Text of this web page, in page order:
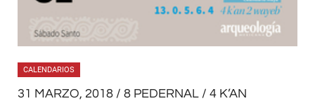
CALENDARIOS
31 MARZO, 2018 / 8 PEDERNAL / 4 K’AN